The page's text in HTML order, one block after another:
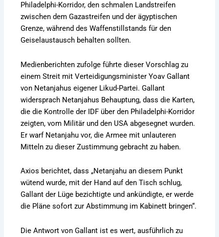
Philadelphi-Korridor, den schmalen Landstreifen
zwischen dem Gazastreifen und der ägyptischen
Grenze, während des Waffenstillstands für den
Geiselaustausch behalten sollten.
Medienberichten zufolge führte dieser Vorschlag zu
einem Streit mit Verteidigungsminister Yoav Gallant
von Netanjahus eigener Likud-Partei. Gallant
widersprach Netanjahus Behauptung, dass die Karten,
die die Kontrolle der IDF über den Philadelphi-Korridor
zeigten, vom Militär und den USA abgesegnet wurden.
Er warf Netanjahu vor, die Armee mit unlauteren
Mitteln zu dieser Zustimmung gebracht zu haben.
Axios berichtet, dass „Netanjahu an diesem Punkt
wütend wurde, mit der Hand auf den Tisch schlug,
Gallant der Lüge bezichtigte und ankündigte, er werde
die Pläne sofort zur Abstimmung im Kabinett bringen“.
Die Antwort von Gallant ist es wert, ausführlich zu